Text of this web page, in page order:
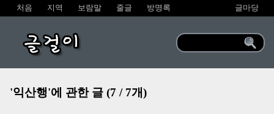
처음 지역 보람말 줄글 방명록 글마당
글걸이
'익산행'에 관한 글 (7 / 7개)